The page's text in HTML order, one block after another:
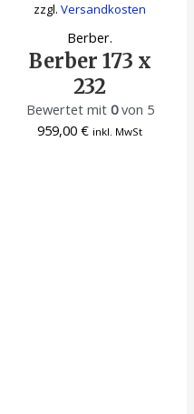
zzgl.Versandkosten
Berber.
Berber 173 x
232
Bewertet mit 0von 5
959,00€ inkl. MwSt